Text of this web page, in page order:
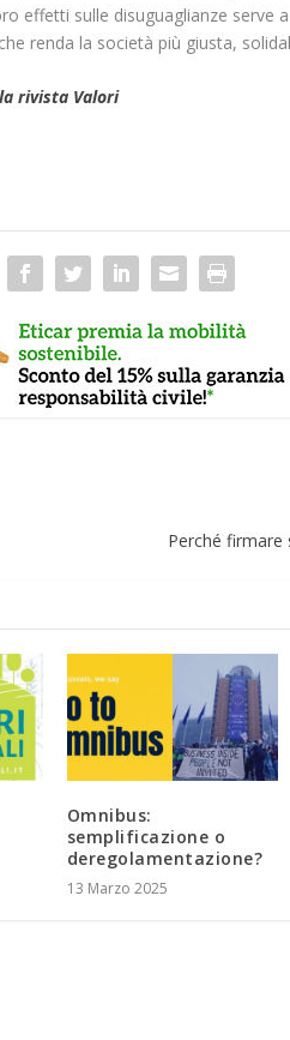
effetti sulle disuguaglianze serve
renda la società più giusta,
rivista Valori
Perché firmare
Omnibus:
semplificazione o
deregolamentazione?
13 Marzo 2025